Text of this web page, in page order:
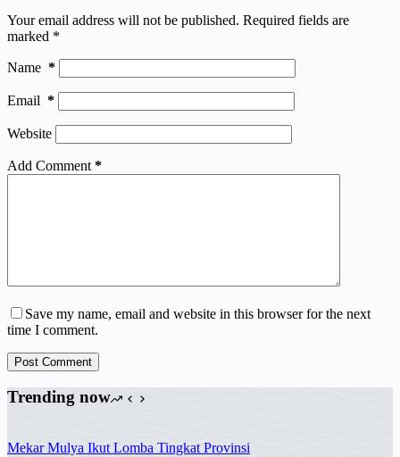
Your email address will not be published. Required fields are
marked *
Name *
Email *
Website
Add Comment *
Save my name, email and website in this browser for the next
time I comment.
Post Comment
Trending now
Mekar Mulya Ikut Lomba Tingkat Provinsi